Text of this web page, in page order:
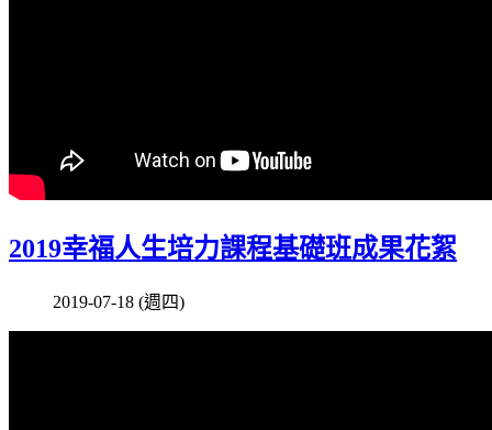
2019幸福人生培力課程基礎班成果花絮
2019-07-18 (週四)